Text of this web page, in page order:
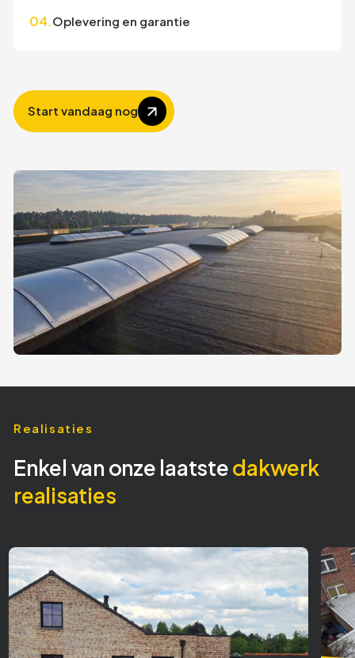
04.Oplevering en garantie
Start vandaag nog
Realisaties
Enkel van onze laatstedakwerk
realisaties